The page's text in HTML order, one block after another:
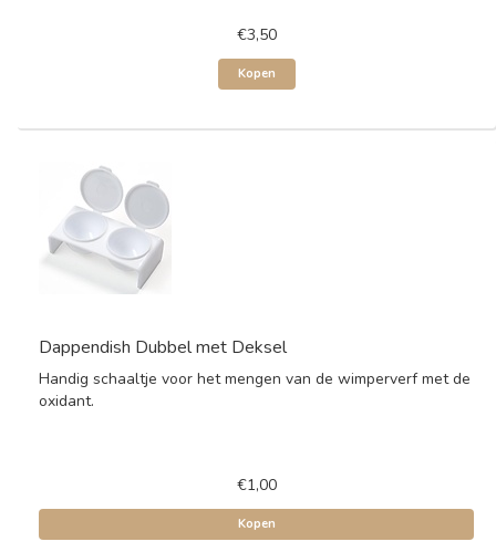
€3,50
Kopen
Dappendish Dubbel met Deksel
Handig schaaltje voor het mengen van de wimperverf met de
oxidant.
€1,00
Kopen